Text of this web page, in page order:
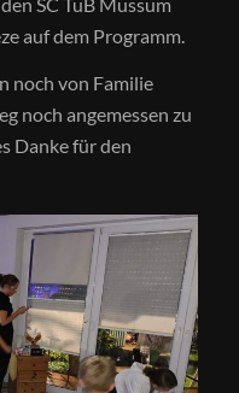
auf dem Programm.
noch von Familie
noch angemessen zu
Danke für den